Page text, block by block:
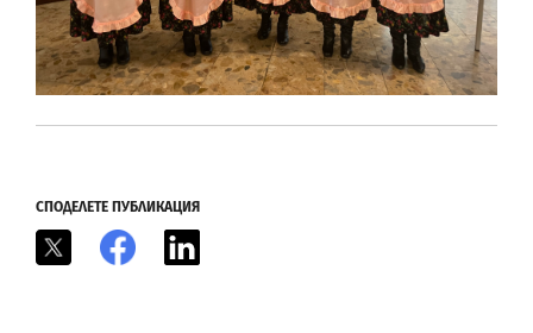
СПОДЕЛЕТЕ ПУБЛИКАЦИЯ
Facebook